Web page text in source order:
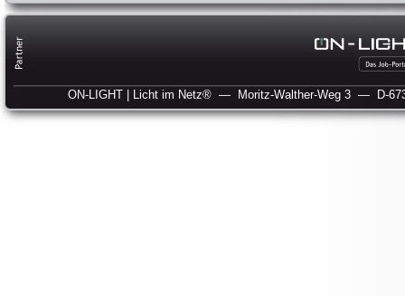
ON-LIGHT | Licht im Netz® — Moritz-Walther-Weg 3 — D-